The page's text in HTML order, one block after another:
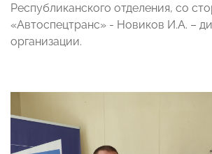
Республиканского отделения, со
«Автоспецтранс» - Новиков И.А. –
организации.